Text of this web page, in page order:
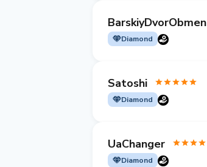
BarskiyDvorObmen
Diamond
Satoshi
Diamond
UaChanger
Diamond